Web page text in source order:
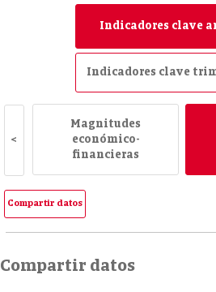
Indicadores clave
Indicadores clave
<
Magnitudes
económico-
financieras
Compartir datos
Compartir datos